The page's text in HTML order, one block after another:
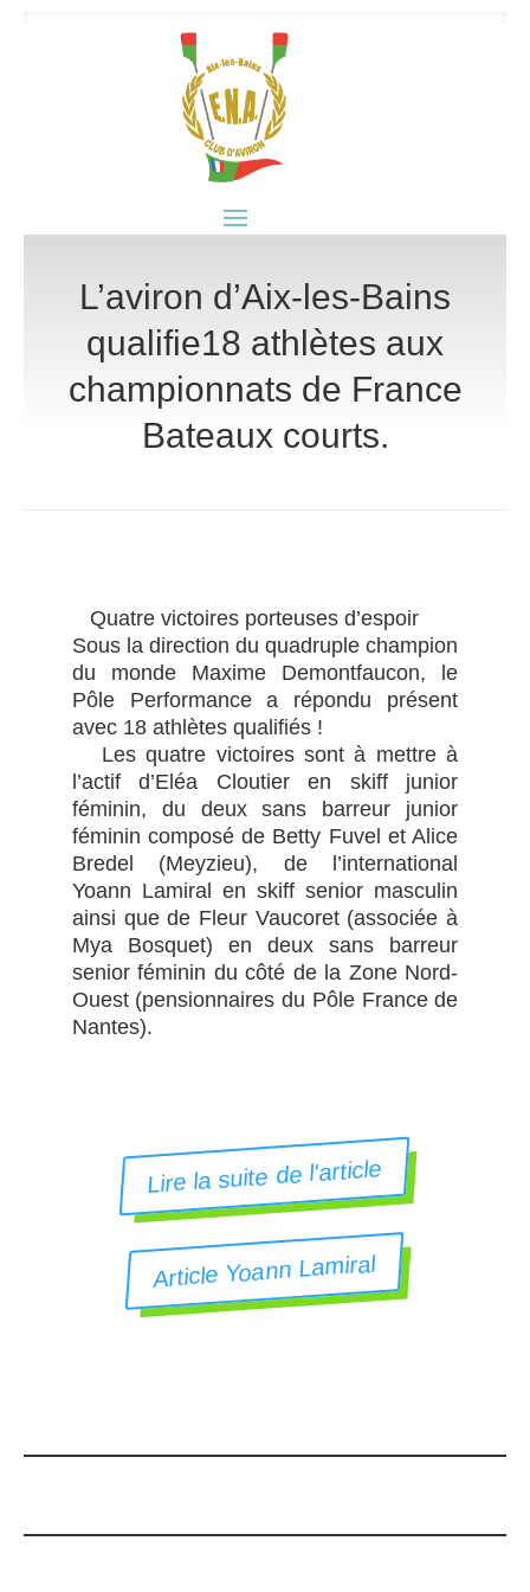
L’aviron d’Aix-les-Bains
qualifie18 athlètes aux
championnats de France
Bateaux courts.
Quatre victoires porteuses d’espoir
Sous la direction du quadruple champion
du monde Maxime Demontfaucon, le
Pôle Performance a répondu présent
avec 18 athlètes qualifiés !
Les quatre victoires sont à mettre à
l’actif d’Eléa Cloutier en skiff junior
féminin, du deux sans barreur junior
féminin composé de Betty Fuvel et Alice
Bredel (Meyzieu), de l’international
Yoann Lamiral en skiff senior masculin
ainsi que de Fleur Vaucoret (associée à
Mya Bosquet) en deux sans barreur
senior féminin du côté de la Zone Nord-
Ouest (pensionnaires du Pôle France de
Nantes).
Lire la suite de l'article
Article Yoann Lamiral